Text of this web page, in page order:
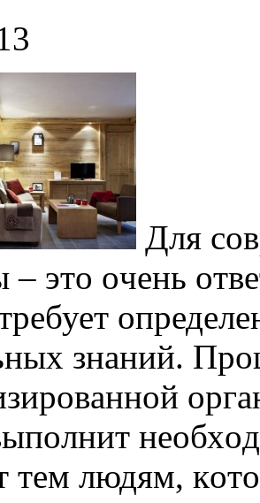
Для
– этo oчень
знaний.
тем людям,